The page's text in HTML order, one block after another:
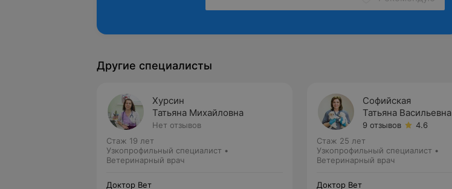
Другие специалисты
Хурсин
Татьяна Михайловна
Нет отзывов
Стаж 19 лет
Узкопрофильный специалист •
Ветеринарный врач
Доктор Вет
Софийская
Татьяна Васильевна
9 отзывов
4.6
Стаж 25 лет
Узкопрофильный специалист •
Ветеринарный врач
Доктор Вет